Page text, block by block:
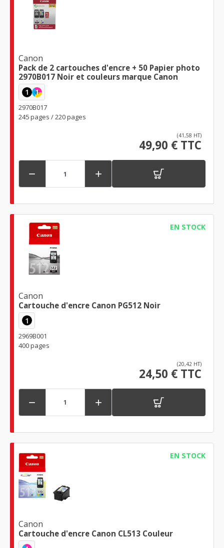
Canon
Pack de 2 cartouches d'encre + 50 Papier photo
2970B017 Noir et couleurs marque Canon
1 1
2970B017
245 pages / 220 pages
(41,58 HT)
49,90 € TTC
 
EN STOCK
Canon
Cartouche d'encre Canon PG512 Noir
1
2969B001
400 pages
(20,42 HT)
24,50 € TTC
 
EN STOCK
Canon
Cartouche d'encre Canon CL513 Couleur